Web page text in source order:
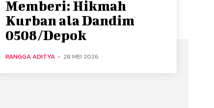
Memberi: Hikmah
Kurban ala Dandim
0508/Depok
RANGGA ADITYA - 28 MEI 2026